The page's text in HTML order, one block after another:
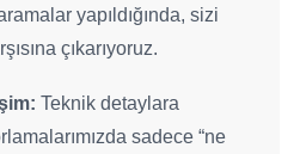
yapıldığında, sizi
çıkarıyoruz.
Teknik detaylara
sadece “ne